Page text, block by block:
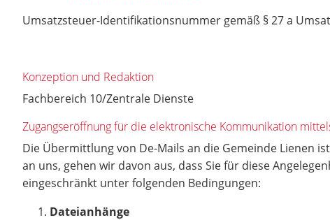
Umsatzsteuer-Identifikationsnummer gemäß § 27 a
Konzeption und Redaktion
Fachbereich 10/Zentrale Dienste
Zugangseröffnung für die elektronische Kommunikation
Die Übermittlung von De-Mails an die Gemeinde Lienen
an uns, gehen wir davon aus, dass Sie für diese
eingeschränkt unter folgenden Bedingungen:
Dateianhänge